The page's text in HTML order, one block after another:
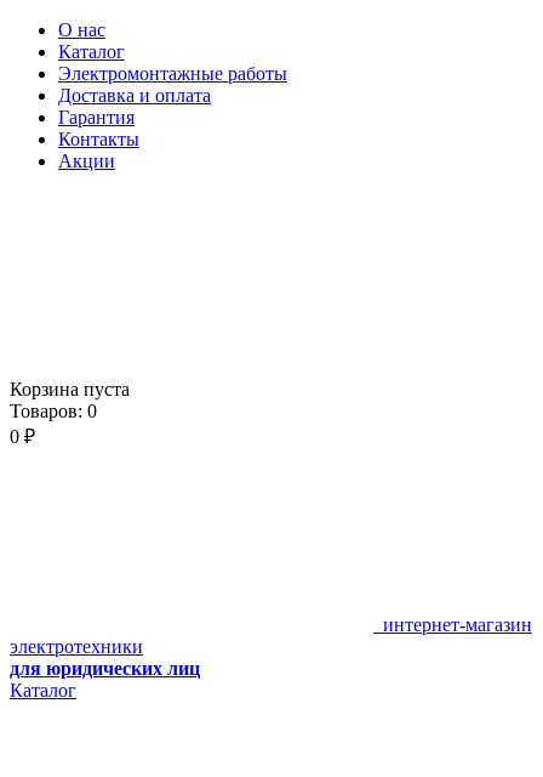
О нас
Каталог
Электромонтажные работы
Доставка и оплата
Гарантия
Контакты
Акции
Корзина пуста
Товаров: 0
0 ₽
интернет-магазин
электротехники
для юридических лиц
Каталог